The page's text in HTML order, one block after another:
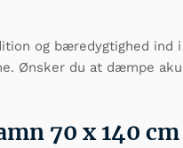
og bæredygtighed
Ønsker du at dæmpe
70 x 140